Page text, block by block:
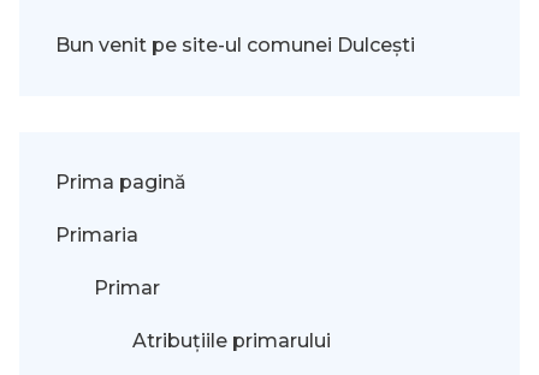
Bun venit pe site-ul comunei Dulcești
Prima pagină
Primaria
Primar
Atribuțiile primarului